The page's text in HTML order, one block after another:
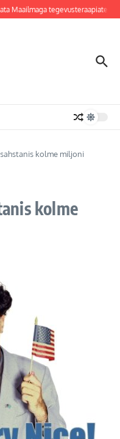
Maailmaga
kolme miljoni
kolme